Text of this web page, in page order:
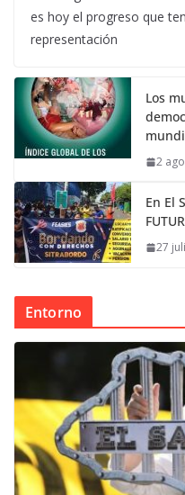
es hoy el progreso que
representación
Los
2
En El
27
Entorno